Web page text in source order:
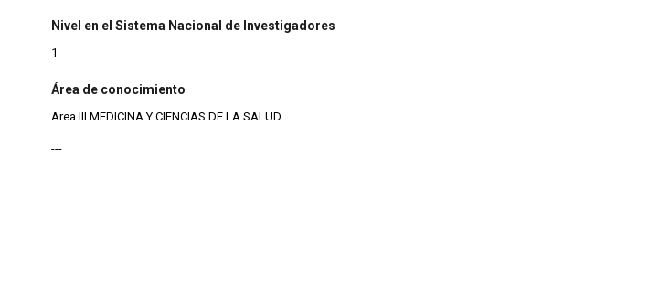
Nivel en el Sistema Nacional de Investigadores
1
Área de conocimiento
Area III MEDICINA Y CIENCIAS DE LA SALUD
---